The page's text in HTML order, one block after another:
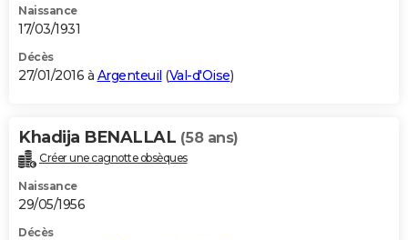
Naissance
17/03/1931
Décès
27/01/2016 à Argenteuil (Val-d'Oise)
Khadija BENALLAL (58 ans)
Créer une cagnotte obsèques
Naissance
29/05/1956
Décès